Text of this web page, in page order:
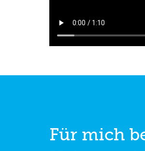
Für mich